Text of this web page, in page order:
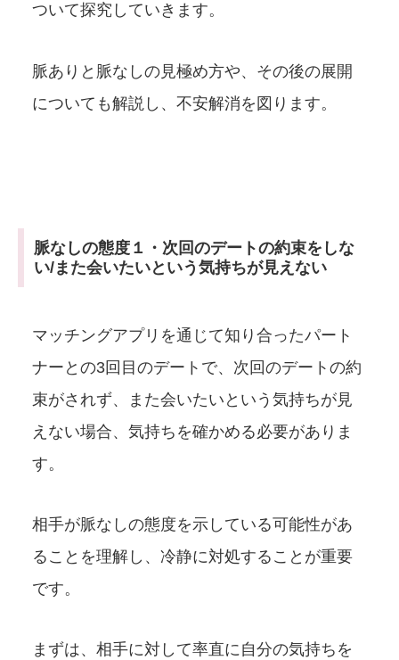
ついて探究していきます。
脈ありと脈なしの見極め方や、その後の展開
についても解説し、不安解消を図ります。
脈なしの態度１・次回のデートの約束をしな
い/また会いたいという気持ちが見えない
マッチングアプリを通じて知り合ったパート
ナーとの3回目のデートで、次回のデートの約
束がされず、また会いたいという気持ちが見
えない場合、気持ちを確かめる必要がありま
す。
相手が脈なしの態度を示している可能性があ
ることを理解し、冷静に対処することが重要
です。
まずは、相手に対して率直に自分の気持ちを